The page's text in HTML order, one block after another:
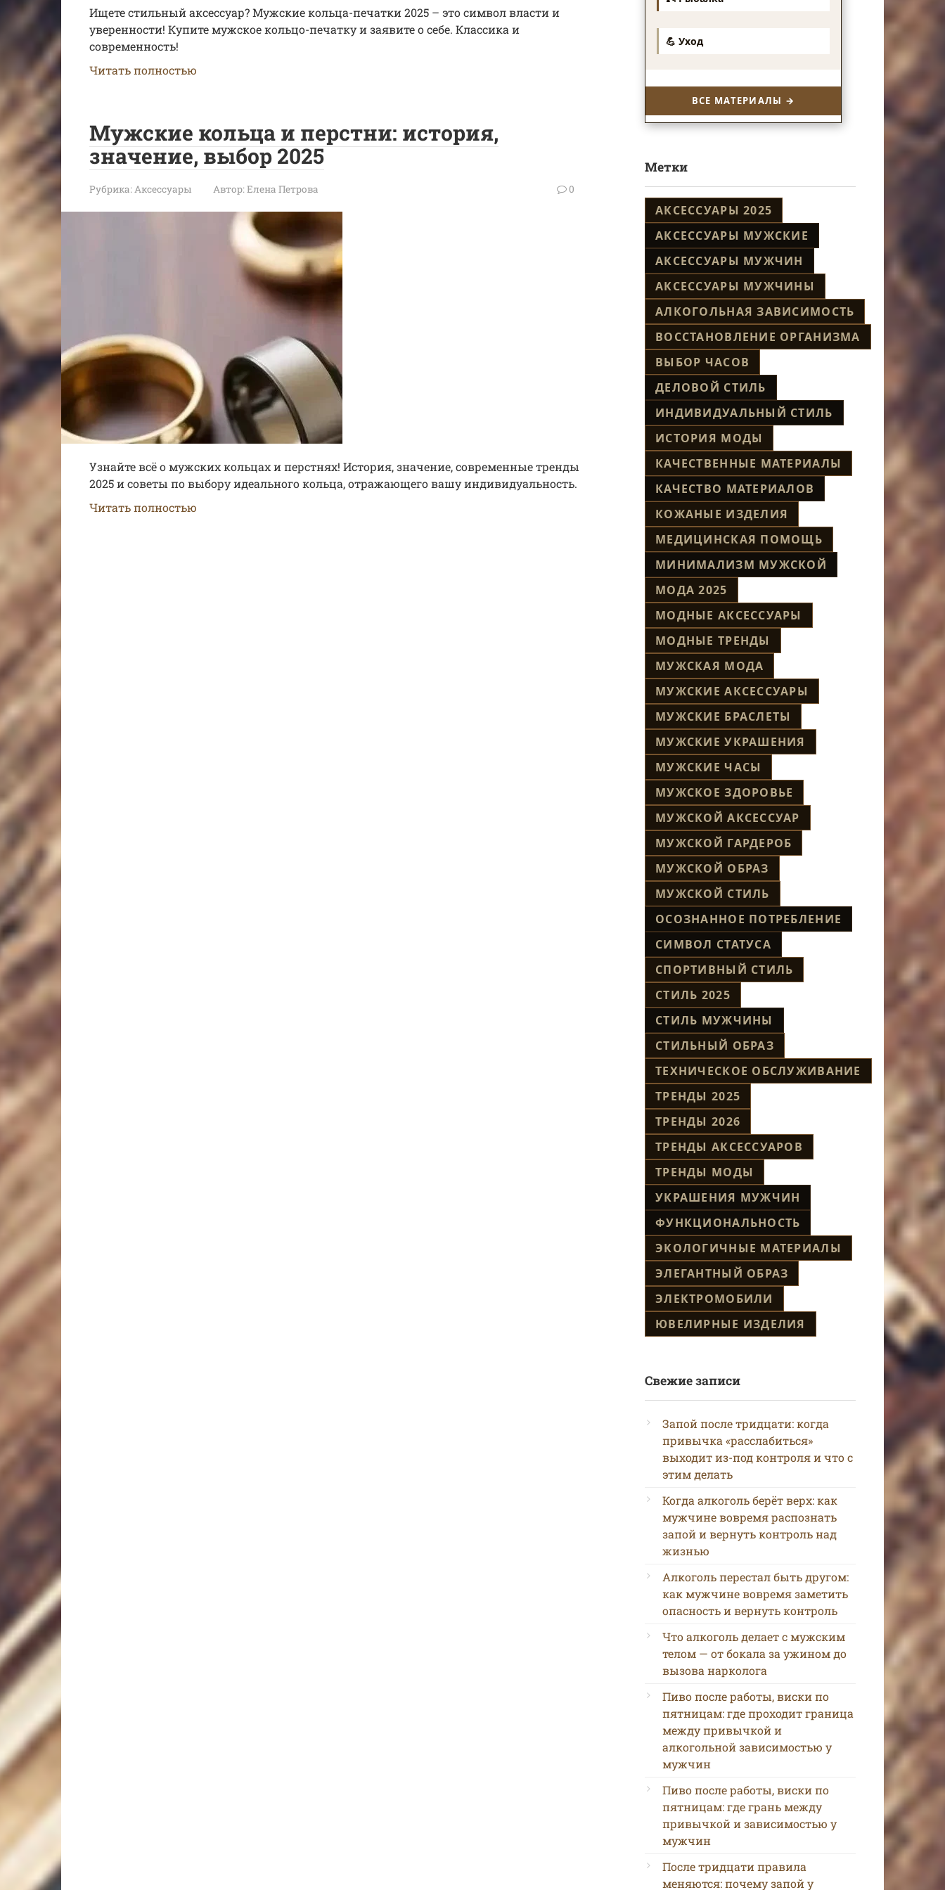
Ищете стильный аксессуар? Мужские кольца-печатки 2025 – это символ власти и
уверенности! Купите мужское кольцо-печатку и заявите о себе. Классика и
современность!
Читать полностью
Мужские кольца и перстни: история,
значение, выбор 2025
Рубрика:Аксессуары Автор:Елена Петрова 0
Узнайте всё о мужских кольцах и перстнях! История, значение, современные тренды
2025 и советы по выбору идеального кольца, отражающего вашу индивидуальность.
Читать полностью
💪 Уход
ВСЕ МАТЕРИАЛЫ →
Метки
АКСЕССУАРЫ 2025
АКСЕССУАРЫ МУЖСКИЕ
АКСЕССУАРЫ МУЖЧИН
АКСЕССУАРЫ МУЖЧИНЫ
АЛКОГОЛЬНАЯ ЗАВИСИМОСТЬ
ВОССТАНОВЛЕНИЕ ОРГАНИЗМА
ВЫБОР ЧАСОВ
ДЕЛОВОЙ СТИЛЬ
ИНДИВИДУАЛЬНЫЙ СТИЛЬ
ИСТОРИЯ МОДЫ
КАЧЕСТВЕННЫЕ МАТЕРИАЛЫ
КАЧЕСТВО МАТЕРИАЛОВ
КОЖАНЫЕ ИЗДЕЛИЯ
МЕДИЦИНСКАЯ ПОМОЩЬ
МИНИМАЛИЗМ МУЖСКОЙ
МОДА 2025
МОДНЫЕ АКСЕССУАРЫ
МОДНЫЕ ТРЕНДЫ
МУЖСКАЯ МОДА
МУЖСКИЕ АКСЕССУАРЫ
МУЖСКИЕ БРАСЛЕТЫ
МУЖСКИЕ УКРАШЕНИЯ
МУЖСКИЕ ЧАСЫ
МУЖСКОЕ ЗДОРОВЬЕ
МУЖСКОЙ АКСЕССУАР
МУЖСКОЙ ГАРДЕРОБ
МУЖСКОЙ ОБРАЗ
МУЖСКОЙ СТИЛЬ
ОСОЗНАННОЕ ПОТРЕБЛЕНИЕ
СИМВОЛ СТАТУСА
СПОРТИВНЫЙ СТИЛЬ
СТИЛЬ 2025
СТИЛЬ МУЖЧИНЫ
СТИЛЬНЫЙ ОБРАЗ
ТЕХНИЧЕСКОЕ ОБСЛУЖИВАНИЕ
ТРЕНДЫ 2025
ТРЕНДЫ 2026
ТРЕНДЫ АКСЕССУАРОВ
ТРЕНДЫ МОДЫ
УКРАШЕНИЯ МУЖЧИН
ФУНКЦИОНАЛЬНОСТЬ
ЭКОЛОГИЧНЫЕ МАТЕРИАЛЫ
ЭЛЕГАНТНЫЙ ОБРАЗ
ЭЛЕКТРОМОБИЛИ
ЮВЕЛИРНЫЕ ИЗДЕЛИЯ
Свежие записи
Запой после тридцати: когда
привычка «расслабиться»
выходит из-под контроля и что с
этим делать
Когда алкоголь берёт верх: как
мужчине вовремя распознать
запой и вернуть контроль над
жизнью
Алкоголь перестал быть другом:
как мужчине вовремя заметить
опасность и вернуть контроль
Что алкоголь делает с мужским
телом — от бокала за ужином до
вызова нарколога
Пиво после работы, виски по
пятницам: где проходит граница
между привычкой и
алкогольной зависимостью у
мужчин
Пиво после работы, виски по
пятницам: где грань между
привычкой и зависимостью у
мужчин
После тридцати правила
меняются: почему запой у